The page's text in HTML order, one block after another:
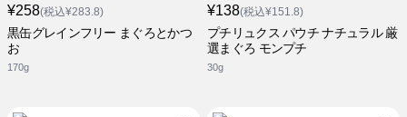
¥258(税込¥283.8)
黒缶グレインフリー まぐろとかつ
お
170g
¥138(税込¥151.8)
プチリュクス パウチ ナチュラル 厳
選まぐろ モンプチ
30g